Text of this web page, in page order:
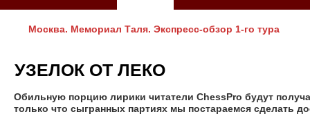
Москва. Мемориал Таля. Экспресс-обзор 1-го тура
УЗЕЛОК ОТ ЛЕКО
Обильную порцию лирики читатели ChessPro будут
только что сыгранных партиях мы постараемся сделать